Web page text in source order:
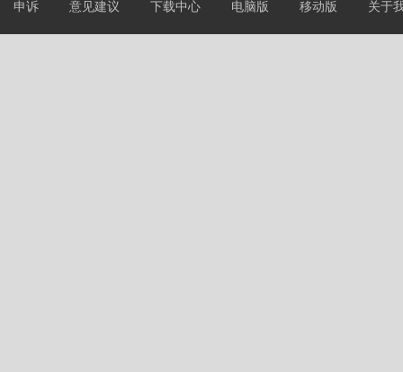
申诉 意见建议 下载中心 电脑版 移动版 关于